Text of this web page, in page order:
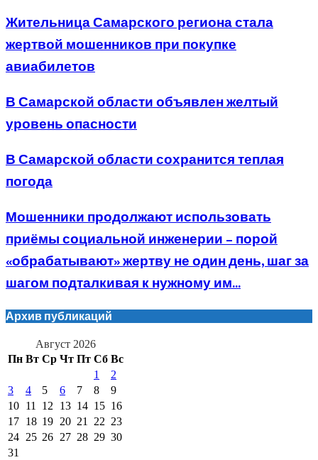
Жительница Самарского региона стала
жертвой мошенников при покупке
авиабилетов
В Самарской области объявлен желтый
уровень опасности
В Самарской области сохранится теплая
погода
Мошенники продолжают использовать
приёмы социальной инженерии – порой
«обрабатывают» жертву не один день, шаг за
шагом подталкивая к нужному им...
Архив публикаций
Август 2026
Пн Вт Ср Чт Пт Сб Вс
1
2
3
4 5 6 7 8
9
10 11 12 13 14 15 16
17 18 19 20 21 22 23
24 25 26 27 28 29 30
31